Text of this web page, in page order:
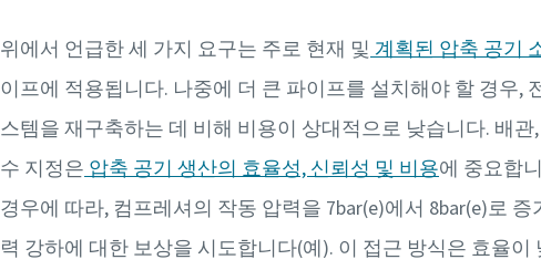
위에서 언급한 세 가지 요구는 주로 현재 및 계획된 압축 공기
이프에 적용됩니다. 나중에 더 큰 파이프를 설치해야 할 경우,
스템을 재구축하는 데 비해 비용이 상대적으로 낮습니다. 배관
수 지정은 압축 공기 생산의 효율성, 신뢰성 및 비용에 중요합
경우에 따라, 컴프레셔의 작동 압력을 7bar(e)에서 8bar(e)로 증
력 강하에 대한 보상을 시도합니다(예). 이 접근 방식은 효율이